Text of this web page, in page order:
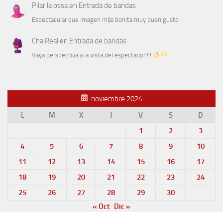
Pilar la ossaen Entrada de bandas
Espectacular que imagen más bonita muy buen gusto
Cha Real en Entrada de bandas
Vaya perspectiva a la vista del espectador !!!
noviembre 2024
L
M X J V S
D
1
2
3
4
5 6 7 8 9
10
11
12 13 14 15 16
17
18
19 20 21 22 23
24
25
26 27 28 29
30
« Oct Dic »